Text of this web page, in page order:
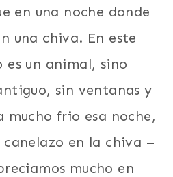
en una noche donde
una chiva. En este
es un animal, sino
sin ventanas y
mucho frio esa noche,
en la chiva –
mucho en